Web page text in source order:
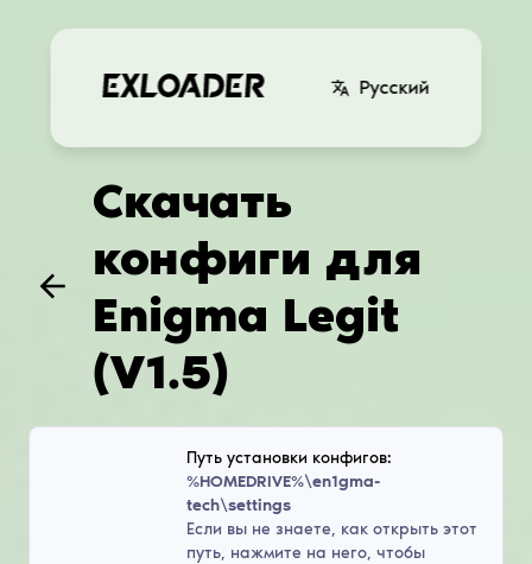
Русский
Скачать
конфиги для
Enigma Legit
(V1.5)
Путь установки конфигов:
%HOMEDRIVE%\en1gma-
tech\settings
Если вы не знаете, как открыть этот
путь, нажмите на него, чтобы